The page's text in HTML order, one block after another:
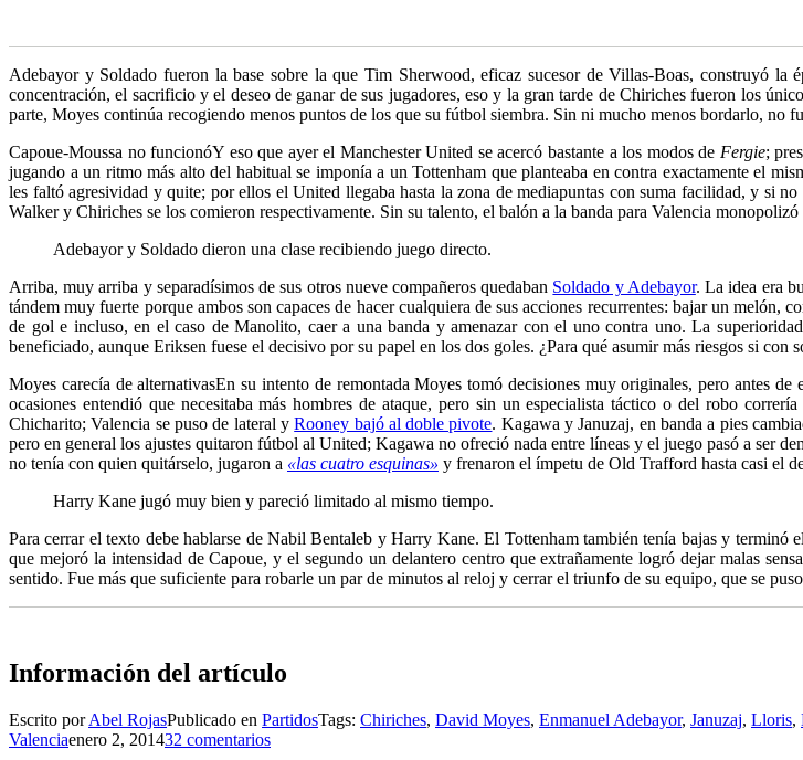
Adebayor y Soldado fueron la base sobre la que Tim Sherwood, eficaz sucesor de Villas-Boas, construyó la
concentración, el sacrificio y el deseo de ganar de sus jugadores, eso y la gran tarde de Chiriches fueron los
parte, Moyes continúa recogiendo menos puntos de los que su fútbol siembra. Sin ni mucho menos bordarlo,
Capoue-Moussa no funcionóY eso que ayer el Manchester United se acercó bastante a los modos de Fergie;
jugando a un ritmo más alto del habitual se imponía a un Tottenham que planteaba en contra exactamente el
les faltó agresividad y quite; por ellos el United llegaba hasta la zona de mediapuntas con suma facilidad, y si
Walker y Chiriches se los comieron respectivamente. Sin su talento, el balón a la banda para Valencia
Adebayor y Soldado dieron una clase recibiendo juego directo.
Arriba, muy arriba y separadísimos de sus otros nueve compañeros quedaban Soldado y Adebayor. La idea era
tándem muy fuerte porque ambos son capaces de hacer cualquiera de sus acciones recurrentes: bajar un melón,
de gol e incluso, en el caso de Manolito, caer a una banda y amenazar con el uno contra uno. La
beneficiado, aunque Eriksen fuese el decisivo por su papel en los dos goles. ¿Para qué asumir más riesgos si
Moyes carecía de alternativasEn su intento de remontada Moyes tomó decisiones muy originales, pero antes de
ocasiones entendió que necesitaba más hombres de ataque, pero sin un especialista táctico o del robo
Chicharito; Valencia se puso de lateral yRooney bajó al doble pivote. Kagawa y Januzaj, en banda a pies
pero en general los ajustes quitaron fútbol al United; Kagawa no ofreció nada entre líneas y el juego pasó a ser
no tenía con quien quitárselo, jugaron a «las cuatro esquinas» y frenaron el ímpetu de Old Trafford hasta casi el
Harry Kane jugó muy bien y pareció limitado al mismo tiempo.
Para cerrar el texto debe hablarse de Nabil Bentaleb y Harry Kane. El Tottenham también tenía bajas y terminó
que mejoró la intensidad de Capoue, y el segundo un delantero centro que extrañamente logró dejar malas
sentido. Fue más que suficiente para robarle un par de minutos al reloj y cerrar el triunfo de su equipo, que se puso
Información del artículo
Escrito porAbel RojasPublicado en PartidosTags: Chiriches, David Moyes, Enmanuel Adebayor, Januzaj, Lloris,
Valenciaenero 2, 201432 comentarios